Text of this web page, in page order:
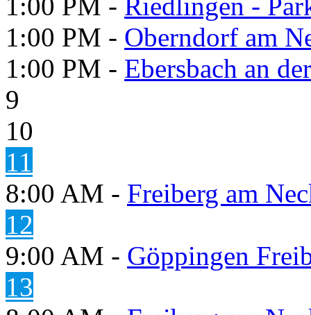
1:00 PM - Oberndorf am
1:00 PM - Ebersbach an
9
10
11
8:00 AM - Freiberg am
12
9:00 AM - Göppingen
13